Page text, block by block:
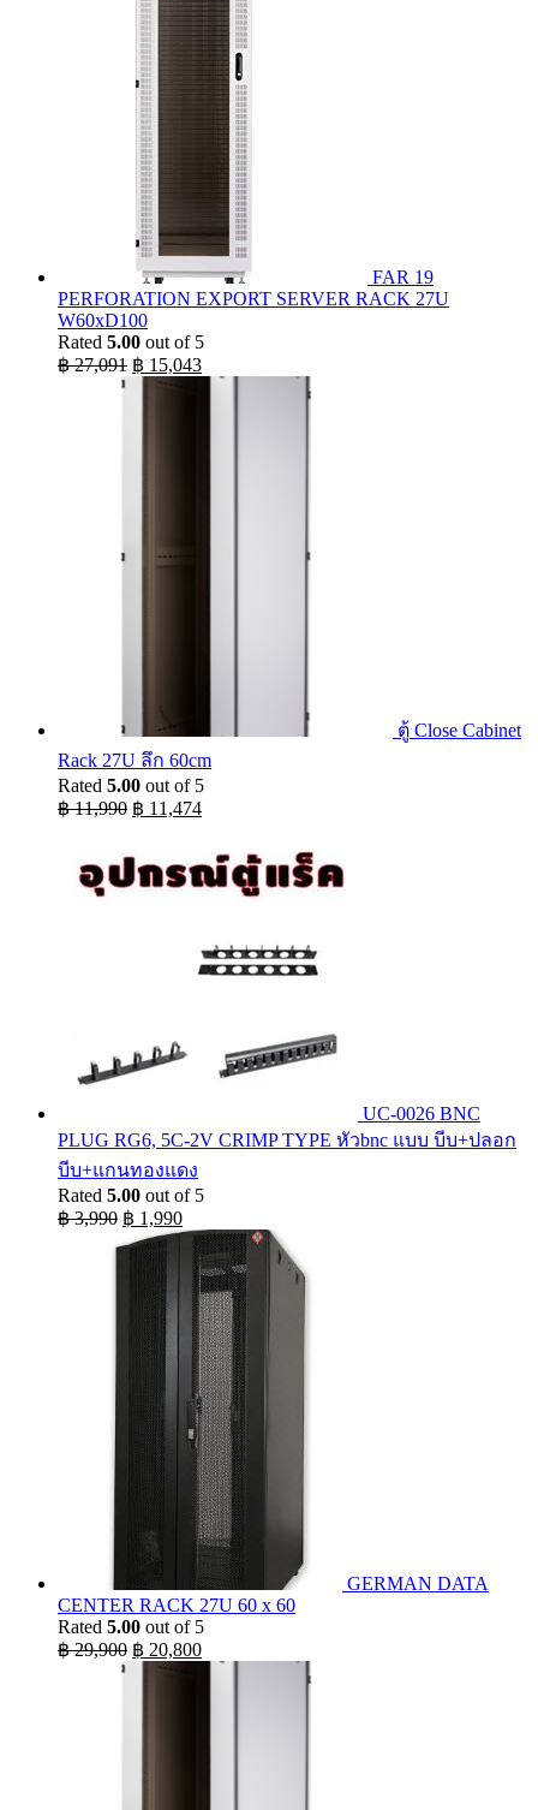
FAR 19
PERFORATION EXPORT SERVER RACK 27U
W60xD100
Rated 5.00 out of 5
฿27,091 Original
price
฿ 15,043Current
price
ตู้ Close Cabinet
Rack 27U ลึก 60cm
Rated 5.00 out of 5
฿11,990 Original
฿ 11,990.
฿ 11,474Current
฿ 11,474.
UC-0026 BNC
PLUG RG6, 5C-2V CRIMP TYPE หัวbnc แบบ บีบ+ปลอก
บีบ+แกนทองแดง
Rated 5.00 out of 5
฿3,990 Original
price
was:
฿ 3,990.
฿ 1,990Current
price
is:
฿ 1,990.
GERMAN DATA
CENTER RACK 27U 60 x 60
Rated 5.00 out of 5
฿29,900 Original
price
฿ 20,800Current
price